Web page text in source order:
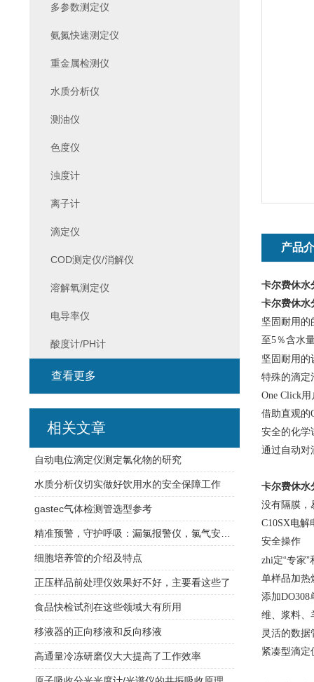
产品
卡尔费休水
卡尔费休水
坚固耐用的
至5％含水
坚固耐用的
特殊的滴定
One Click
借助直观的
安全的化学
通过自动对
卡尔费休水
没有隔膜，
C10SX电
安全操作
zhi定“专家
单样品加热
添加
维、浆料、
灵活的数据
紧凑型滴定
多参数测定仪
氨氮快速测定仪
重金属检测仪
水质分析仪
测油仪
色度仪
浊度计
离子计
滴定仪
COD测定仪/消解仪
溶解氧测定仪
电导率仪
酸度计/PH计
查看更多
相关文章
自动电位滴定仪测定氯化物的研究
水质分析仪切实做好饮用水的安全保障工作
gastec气体检测管选型参考
细胞培养管的介绍及特点
正压样品前处理仪效果好不好，主要看这些了
食品快检试剂在这些领域大有所用
移液器的正向移液和反向移液
高通量冷冻研磨仪大大提高了工作效率